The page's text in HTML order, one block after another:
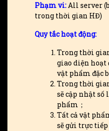
Phạm vi:All server
trong thời gian HĐ)
Quy tắc hoạt động:
Trong thời
giao diện
vật phẩm đặc
Trong thời
sẽ cập nhật
phẩm；
Tất cả vật
sẽ gửi trực